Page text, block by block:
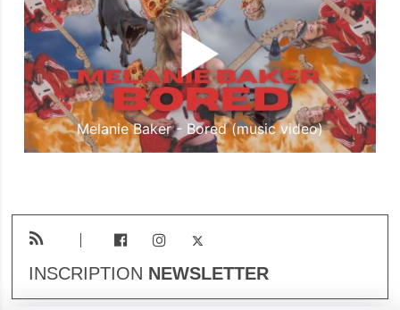
Melanie Baker - Bored (music video)
INSCRIPTION NEWSLETTER